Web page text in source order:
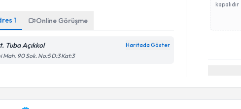
1 Online Görüşme
Tuba Açıkkol Haritada Göster
Mah. 90 Sok. No:5 D:3 Kat:3
kapalıdır